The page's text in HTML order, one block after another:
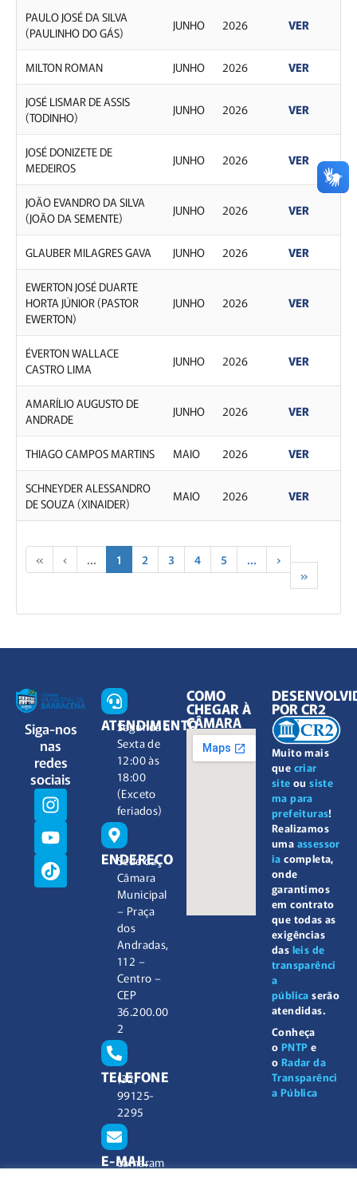
PAULO JOSÉ DA SILVA
(PAULINHO DO GÁS)
JUNHO 2026 VER
MILTON ROMAN JUNHO 2026 VER
JOSÉ LISMAR DE ASSIS
(TODINHO)
JUNHO 2026 VER
JOSÉ DONIZETE DE
MEDEIROS
JUNHO 2026 VER
JOÃO EVANDRO DA SILVA
(JOÃO DA SEMENTE)
JUNHO 2026 VER
GLAUBER MILAGRES GAVA JUNHO 2026 VER
EWERTON JOSÉ DUARTE
HORTA JÚNIOR (PASTOR
EWERTON)
JUNHO 2026 VER
ÉVERTON WALLACE
CASTRO LIMA
JUNHO 2026 VER
AMARÍLIO AUGUSTO DE
ANDRADE
JUNHO 2026 VER
THIAGO CAMPOS MARTINS MAIO 2026 VER
SCHNEYDER ALESSANDRO
DE SOUZA (XINAIDER)
MAIO 2026 VER
« ‹ ... 1 2 3 4 5 ...
›
»
Siga-nos
nas
redes
sociais
ATENDIMENTO
Segunda à
Sexta de
12:00 às
18:00
(Exceto
feriados)
ENDEREÇO
Sede da
Câmara
Municipal
– Praça
dos
Andradas,
112 –
Centro –
CEP
36.200.00
2
TELEFONE
(32)
99125-
2295
E-MAIL
camaram
COMO
CHEGAR À
CÂMARA
Muito mais
que criar
site ousiste
ma para
prefeituras!
Realizamos
uma assessor
ia completa,
onde
garantimos
em contrato
que todas as
exigências
das leis de
transparênci
a
pública serão
atendidas.
Conheça
o PNTP e
o Radar da
Transparênci
a Pública
POR CR2